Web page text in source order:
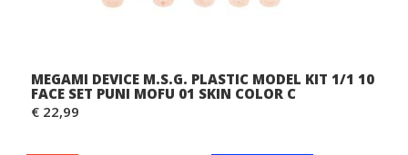
MEGAMI DEVICE M.S.G. PLASTIC MODEL KIT 1/1 10
FACE SET PUNI MOFU 01 SKIN COLOR C
€ 22,99